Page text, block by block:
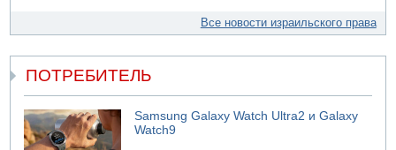
Все новости израильского права
ПОТРЕБИТЕЛЬ
Samsung Galaxy Watch Ultra2 и Galaxy
Watch9